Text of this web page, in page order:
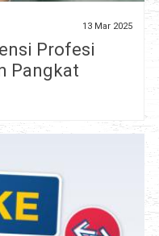
13 Mar 2025
Profesi
Pangkat